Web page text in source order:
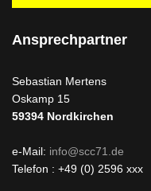
Ansprechpartner
Sebastian Mertens
Oskamp 15
59394 Nordkirchen
e-Mail: info@scc71.de
Telefon : +49 (0) 2596 xxx